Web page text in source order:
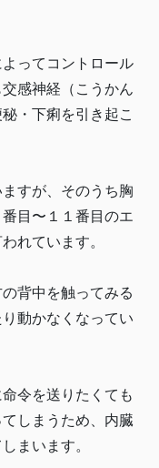
ってコントロール
感神経（こうかん
・下痢を引き起こ
すが、そのうち胸
目〜１１番目のエ
れています。
背中を触ってみる
動かなくなってい
令を送りたくても
しまうため、内臓
まいます。